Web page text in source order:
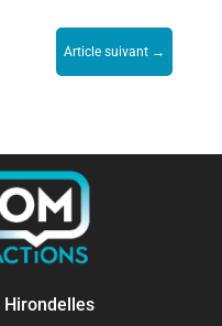
Article suivant →
Hirondelles